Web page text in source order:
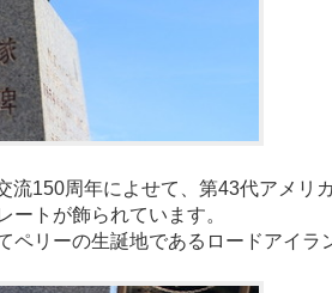
流150周年によせて、第43代アメリ
ートが飾られています。
ペリーの生誕地であるロードアイ